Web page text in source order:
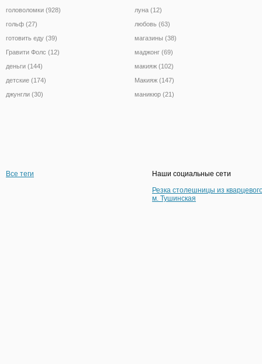
головоломки (928)
гольф (27)
готовить еду (39)
Гравити Фолс (12)
деньги (144)
детские (174)
джунгли (30)
луна (12)
любовь (63)
магазины (38)
маджонг (69)
макияж (102)
Макияж (147)
маникюр (21)
Все теги
Наши социальные сети
Резка столешницы из
м. Тушинская